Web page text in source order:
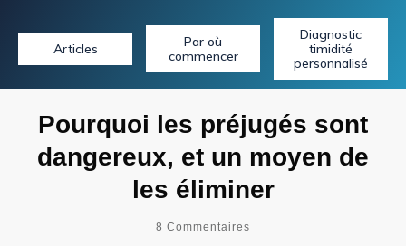
Articles
Par où
commencer
Diagnostic
timidité
personnalisé
Pourquoi les préjugés sont
dangereux, et un moyen de
les éliminer
8 Commentaires